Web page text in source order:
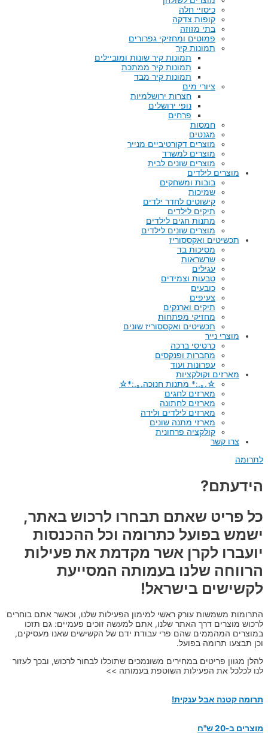
כיסויי חלה
קופות צדקה
בתי מזוזה
פמוטים ומחזיקי גפרורים
תמונות קיר
תמונות קיר שונות ומוביילים
תמונות קיר ממתכת
תמונות קיר מבד
ציורי מים
חצרות ירושלמיות
נופי ירושלים
פרחים
חמסות
מגנטים
מוצרים דקורטיביים מנייר
מוצרים למשרד
מוצרים שונים לבית
מוצרים לילדים
בובות ומשחקים
שמיכות
קישוטים לחדר ילדים
תיקים לילדים
מתנות חגים לילדים
מוצרים שונים לילדים
תכשיטים ואקססוריז
מסיכות בד
שרשראות
עגילים
טבעות וצמידים
כובעים
צעיפים
תיקים וארנקים
מחזיקי מפתחות
תכשיטים ואקססוריז שונים
מוצרי נייר
כרטיסי ברכה
מחברות ופנקסים
עפרונות ועוד
מארזים וקולקציות
☆.｡.:* מתנות חנוכה.｡.:*☆
מארזים לחגים
מארזים לחתונה
מארזים לילדים ולידה
מארזי מתנה שונים
קולקציה פרחונית
צרו קשר
לתרומה
הידעתם?
כל פריט שאתם תבחרו לרכוש באתר,
ישמש בפועל כתרומה וכל ההכנסות
יועברו לקרן אשר מקדמת את פעילות
הרווחה שלנו בעמותה המסייעת
לקשישים בישראל!
התרומות משמשות עורק ראשי למימון הפעילות שלנו, וכאשר אתם בוחרים
לרכוש מוצרים דרך האתר שלנו, אתם למעשה זוכים פעמיים: גם תזכו
במוצרים המהממים שהם פרי עבודת ידם של הקשישים שאנו מעסיקים,
וכן תבצעו תרומה בפועל.
להלן מגוון פריטים במחירים משונמכים שתוכלו לבחור לרכוש, ובכך לעזור
לנו לכלכל את הפעילות השוטפת בעמותה >>
תרומה קטנה אבל ענקית!
מוצרים ב-20 ש"ח